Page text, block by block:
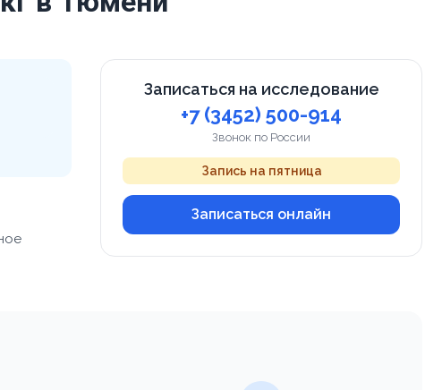
Записаться на исследование
+7 (3452) 500-914
Звонок по России
Запись на пятница
Записаться онлайн